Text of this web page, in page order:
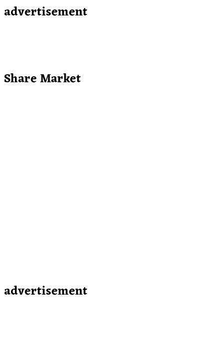
advertisement
Share Market
advertisement